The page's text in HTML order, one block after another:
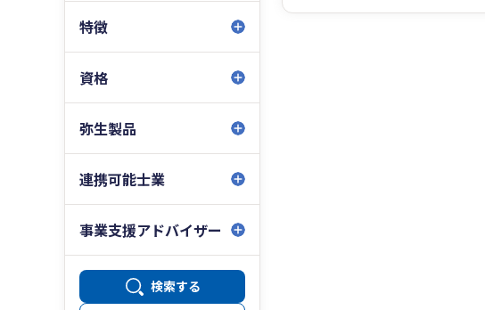
特徴
資格
弥生製品
連携可能士業
事業支援アドバイザー
検索する